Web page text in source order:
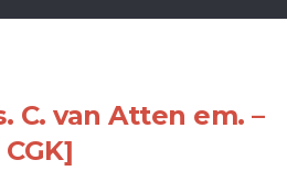
C. van Atten em. –